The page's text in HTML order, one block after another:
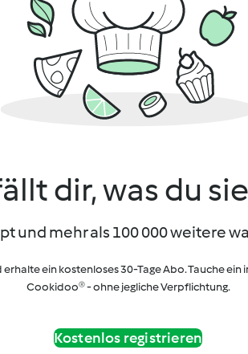
dir, was du
und mehr als 100 000 weitere
ein kostenloses 30-Tage Abo. Tauche ein
Cookidoo® - ohne jegliche Verpflichtung.
Kostenlos registrieren